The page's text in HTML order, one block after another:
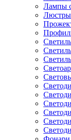
Лампы
Люстры